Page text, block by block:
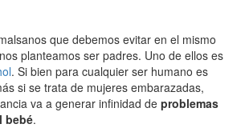
que debemos evitar en el mismo
planteamos ser padres. Uno de ellos es
. Si bien para cualquier ser humano es
si se trata de mujeres embarazadas,
va a generar infinidad de problemas
bebé.